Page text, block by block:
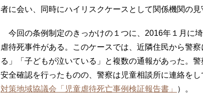
者に会い、同時にハイリスクケースとして関係機関の見
今回の条例制定のきっかけの１つに、2016年１月に
虐待死事件がある。このケースでは、近隣住民から警
る」「子どもが泣いている」と複数の通報があった。
安全確認を行ったものの、警察は児童相談所に連絡をし
対策地域協議会「児童虐待死亡事例検証報告書」
）。